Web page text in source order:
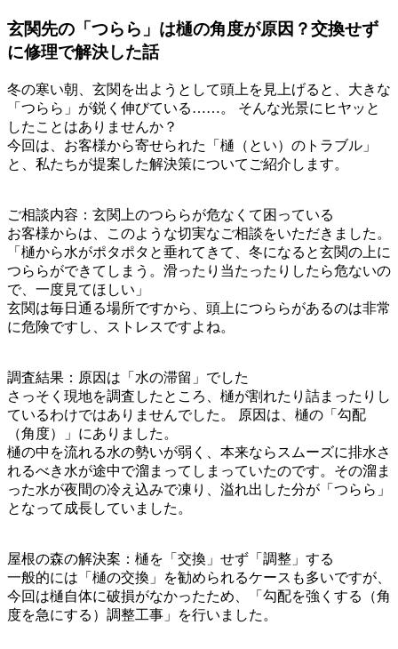
玄関先の「つらら」は樋の角度が原因？交換せず
に修理で解決した話
冬の寒い朝、玄関を出ようとして頭上を見上げると、大きな
「つらら」が鋭く伸びている……。 そんな光景にヒヤッと
したことはありませんか？
今回は、お客様から寄せられた「樋（とい）のトラブル」
と、私たちが提案した解決策についてご紹介します。
ご相談内容：玄関上のつららが危なくて困っている
お客様からは、このような切実なご相談をいただきました。
「樋から水がポタポタと垂れてきて、冬になると玄関の上に
つららができてしまう。滑ったり当たったりしたら危ないの
で、一度見てほしい」
玄関は毎日通る場所ですから、頭上につららがあるのは非常
に危険ですし、ストレスですよね。
調査結果：原因は「水の滞留」でした
さっそく現地を調査したところ、樋が割れたり詰まったりし
ているわけではありませんでした。 原因は、樋の「勾配
（角度）」にありました。
樋の中を流れる水の勢いが弱く、本来ならスムーズに排水さ
れるべき水が途中で溜まってしまっていたのです。その溜ま
った水が夜間の冷え込みで凍り、溢れ出した分が「つらら」
となって成長していました。
屋根の森の解決案：樋を「交換」せず「調整」する
一般的には「樋の交換」を勧められるケースも多いですが、
今回は樋自体に破損がなかったため、「勾配を強くする（角
度を急にする）調整工事」を行いました。